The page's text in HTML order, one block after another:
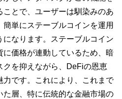
とで、ユーザーは馴染みのあ
単にステーブルコインを運用
になります。ステーブルコイン
に価格が連動しているため、暗
クを抑えながら、DeFiの恩恵
力です。これにより、これまで
た層、特に伝統的な金融市場の